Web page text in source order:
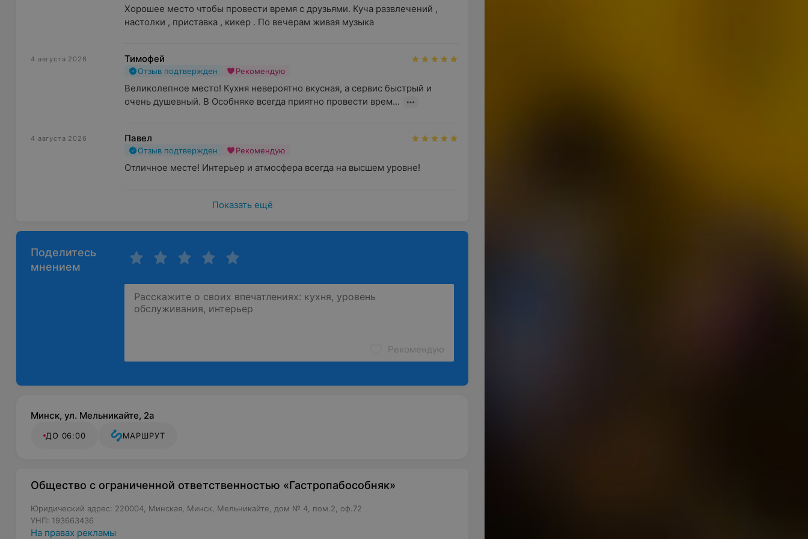
включает линейку фирменного пива, настойки собственного производства и авторские
В гастропабе «ОСОБНЯК» ежедневно проходят вечера живой музыки. В пятницу и субботу
Хорошее место чтобы провести время с друзьями. Куча развлечений ,
настолки , приставка , кикер . По вечерам живая музыка
4 августа 2026 Тимофей
Отзыв подтвержден Рекомендую
Великолепное место! Кухня невероятно вкусная, а сервис быстрый и
очень душевный. В Особняке всегда приятно провести врем...
4 августа 2026 Павел
Отзыв подтвержден Рекомендую
Отличное месте! Интерьер и атмосфера всегда на высшем уровне!
Показать ещё
Поделитесь
мнением
Рекомендую
Минск, ул. Мельникайте, 2а
ДО 06:00 МАРШРУТ
Общество с ограниченной ответственностью «Гастропабособняк»
Юридический адрес: 220004, Минская, Минск, Мельникайте, дом № 4, пом.2, оф.72
УНП: 193663436
На правах рекламы